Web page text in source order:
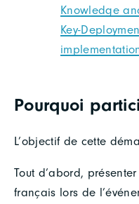
Knowledge
Key-
Pourquoi
L’objectif de cette
Tout d’abord,
français lors de